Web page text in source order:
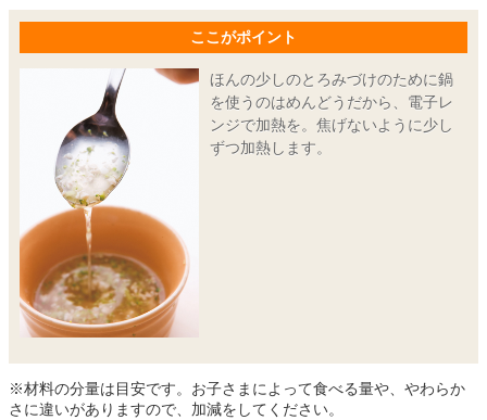
ここがポイント
ほんの少しのとろみづけのために鍋
を使うのはめんどうだから、電子レ
ンジで加熱を。焦げないように少し
ずつ加熱します。
※材料の分量は目安です。お子さまによって食べる量や、やわらか
さに違いがありますので、加減をしてください。